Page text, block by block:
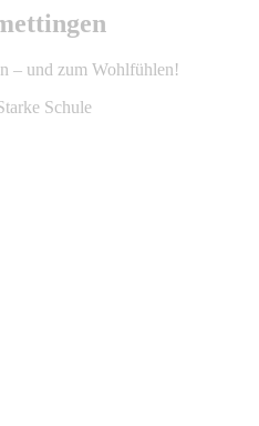
– und zum Wohlfühlen!
Schule